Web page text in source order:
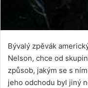
Bývalý zpěvák
Nelson, chce od
způsob, jakým se s
jeho odchodu byl jiný